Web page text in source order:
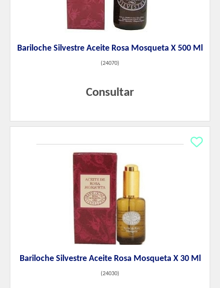
Bariloche Silvestre Aceite Rosa Mosqueta X 500 Ml
(24070)
Consultar
Bariloche Silvestre Aceite Rosa Mosqueta X 30 Ml
(24030)